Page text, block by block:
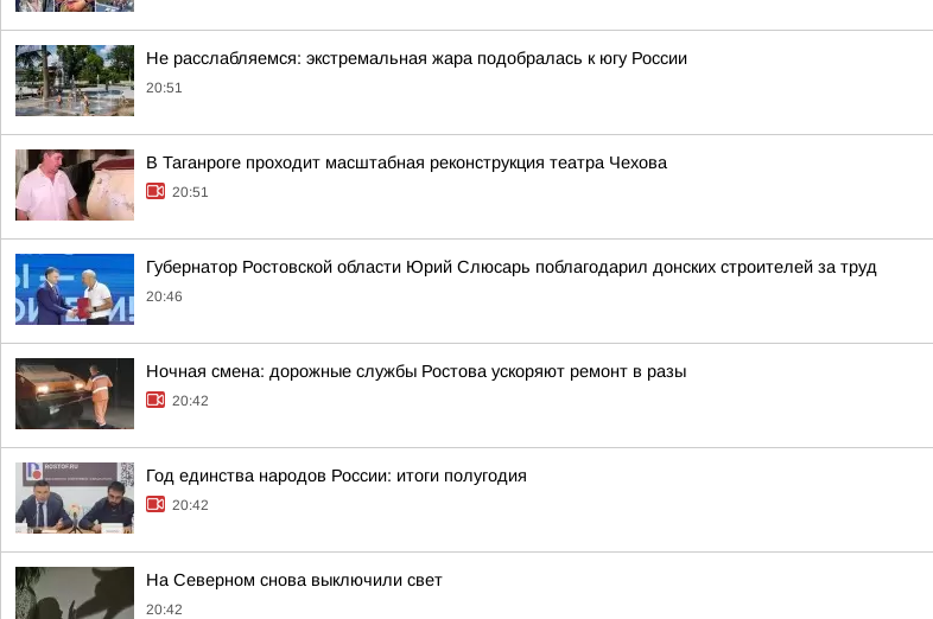
Не расслабляемся: экстремальная жара подобралась к югу России
20:51
В Таганроге проходит масштабная реконструкция театра Чехова
20:51
Губернатор Ростовской области Юрий Слюсарь поблагодарил донских строителей за труд
20:46
Ночная смена: дорожные службы Ростова ускоряют ремонт в разы
20:42
Год единства народов России: итоги полугодия
20:42
На Северном снова выключили свет
20:42